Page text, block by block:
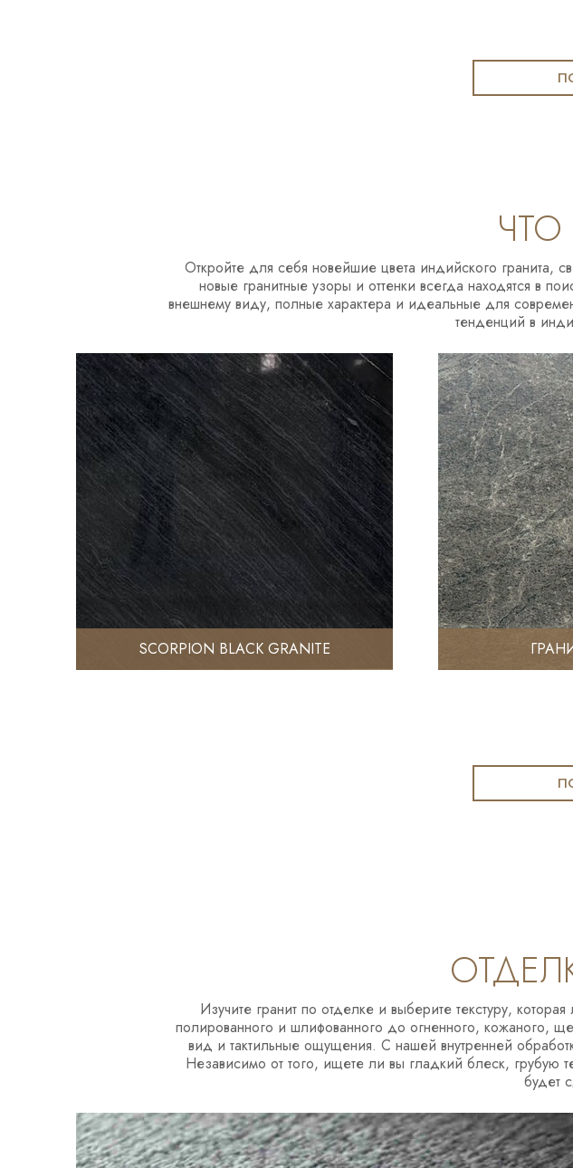
Откройте для себя новейшие цвета индийского гранита,
новые гранитные узоры и оттенки всегда находятся в
внешнему виду, полные характера и идеальные для
тенденций в
SCORPION BLACK GRANITE
Изучите гранит по отделке и выберите текстуру,
полированного и шлифованного до огненного, кожаного,
вид и тактильные ощущения. С нашей внутренней
Независимо от того, ищете ли вы гладкий блеск, грубую
будет